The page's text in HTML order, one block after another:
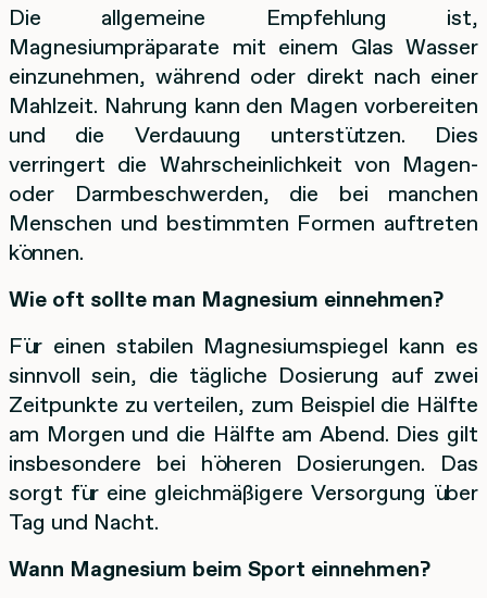
Die allgemeine Empfehlung ist,
Magnesiumpräparate mit einem Glas Wasser
einzunehmen, während oder direkt nach einer
Mahlzeit. Nahrung kann den Magen vorbereiten
und die Verdauung unterstützen. Dies
verringert die Wahrscheinlichkeit von Magen-
oder Darmbeschwerden, die bei manchen
Menschen und bestimmten Formen auftreten
können.
Wie oft sollte man Magnesium einnehmen?
Für einen stabilen Magnesiumspiegel kann es
sinnvoll sein, die tägliche Dosierung auf zwei
Zeitpunkte zu verteilen, zum Beispiel die Hälfte
am Morgen und die Hälfte am Abend. Dies gilt
insbesondere bei höheren Dosierungen. Das
sorgt für eine gleichmäßigere Versorgung über
Tag und Nacht.
Wann Magnesium beim Sport einnehmen?